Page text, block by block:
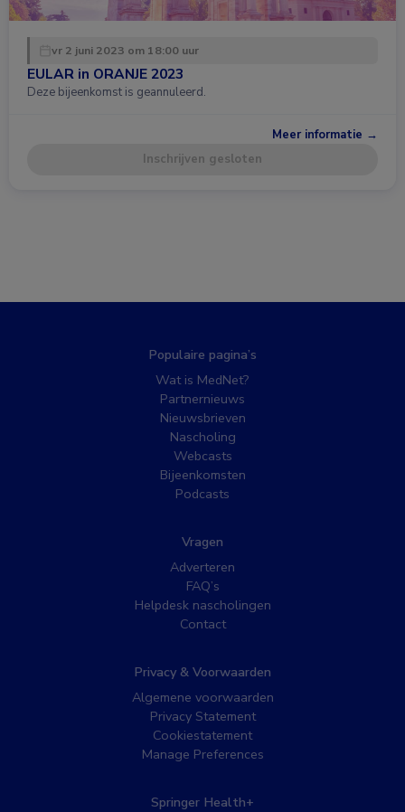
vr 2 juni 2023 om 18:00 uur
EULAR in ORANJE 2023
Deze bijeenkomst is geannuleerd.
Meer informatie →
Inschrijven gesloten
Populaire pagina’s
Wat is MedNet?
Partnernieuws
Nieuwsbrieven
Nascholing
Webcasts
Bijeenkomsten
Podcasts
Vragen
Adverteren
FAQ’s
Helpdesk nascholingen
Contact
Privacy & Voorwaarden
Algemene voorwaarden
Privacy Statement
Cookiestatement
Manage Preferences
Springer Health+